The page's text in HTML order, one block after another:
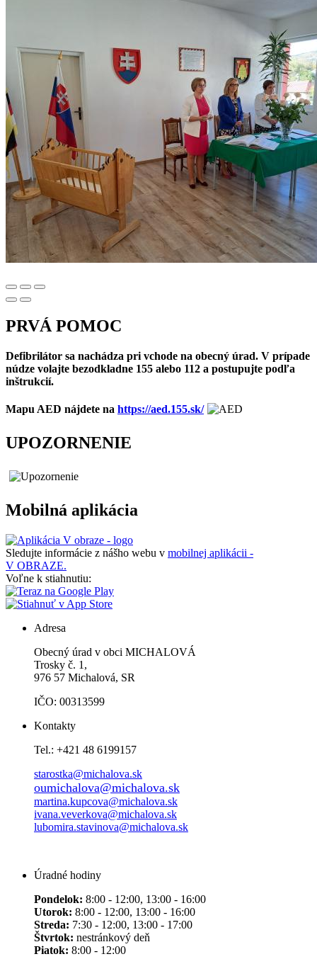
PRVÁ POMOC
Defibrilátor sa nachádza pri vchode na obecný úrad. V prípade
núdze volajte bezodkladne 155 alebo 112 a postupujte podľa
inštrukcií.
Mapu AED nájdete na https://aed.155.sk/
UPOZORNENIE
Mobilná aplikácia
Sledujte informácie z nášho webu v mobilnej aplikácii -
V OBRAZE.
Voľne k stiahnutiu:
Adresa
Obecný úrad v obci MICHALOVÁ
Trosky č. 1,
976 57 Michalová, SR
IČO: 00313599
Kontakty
Tel.: +421 48 6199157
starostka@michalova.sk
oumichalova@michalova.sk
martina.kupcova@michalova.sk
ivana.veverkova@michalova.sk
lubomira.stavinova@michalova.sk
Úradné hodiny
Pondelok: 8:00 - 12:00, 13:00 - 16:00
Utorok: 8:00 - 12:00, 13:00 - 16:00
Streda: 7:30 - 12:00, 13:00 - 17:00
Štvrtok: nestránkový deň
Piatok: 8:00 - 12:00